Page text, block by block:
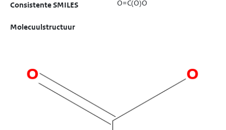
Consistente SMILES O=C(O)O
Molecuulstructuur